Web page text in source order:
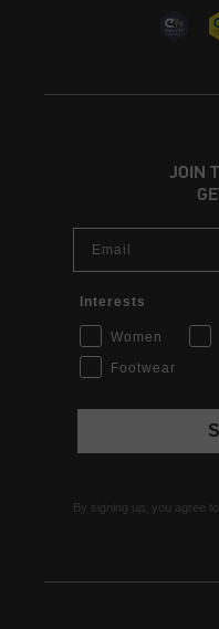
JOIN
Interests
Women
Footwear
By signing up, you agree